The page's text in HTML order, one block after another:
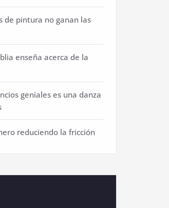
de pintura no ganan las
enseña acerca de la
geniales es una danza
reduciendo la fricción